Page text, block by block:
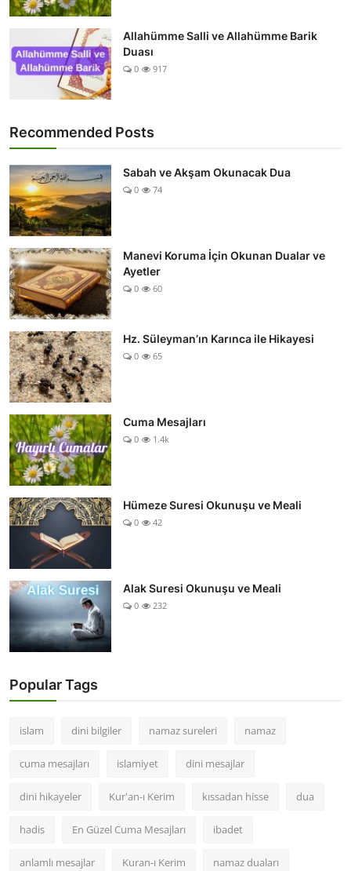
Allahümme Salli ve Allahümme Barik
Duası
0 917
Recommended Posts
Sabah ve Akşam Okunacak Dua
0 74
Manevi Koruma İçin Okunan Dualar ve
Ayetler
0 60
Hz. Süleyman’ın Karınca ile Hikayesi
0 65
Cuma Mesajları
0 1.4k
Hümeze Suresi Okunuşu ve Meali
0 42
Alak Suresi Okunuşu ve Meali
0 232
Popular Tags
islam dini bilgiler namaz sureleri namaz
cuma mesajları islamiyet dini mesajlar
dini hikayeler Kur'an-ı Kerim kıssadan hisse dua
hadis En Güzel Cuma Mesajları ibadet
anlamlı mesajlar Kuran-ı Kerim namaz duaları